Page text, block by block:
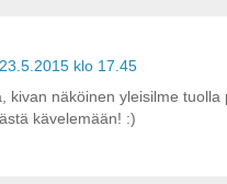
23.5.2015 klo 17.45
kivan näköinen yleisilme tuolla
kävelemään! :)